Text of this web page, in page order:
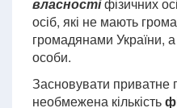
осіб, які не мають
громадянами України,
особи.
Засновувати приватне
необмежена кількість